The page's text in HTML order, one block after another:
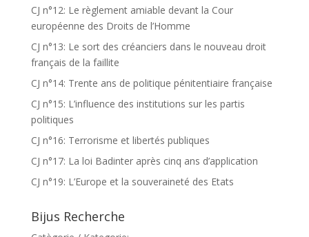
CJ n°12: Le règlement amiable devant la Cour
européenne des Droits de l’Homme
CJ n°13: Le sort des créanciers dans le nouveau droit
français de la faillite
CJ n°14: Trente ans de politique pénitentiaire française
CJ n°15: L’influence des institutions sur les partis
politiques
CJ n°16: Terrorisme et libertés publiques
CJ n°17: La loi Badinter après cinq ans d’application
CJ n°19: L’Europe et la souveraineté des Etats
Bijus Recherche